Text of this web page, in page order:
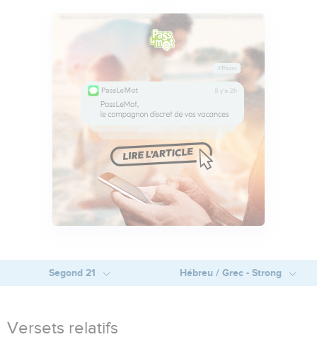
Segond 21 Hébreu / Grec - Strong
Versets relatifs